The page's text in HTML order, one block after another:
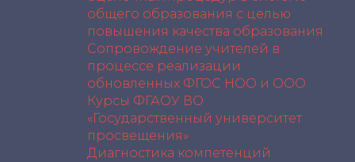
общего образования с целью
повышения качества образования
Сопровождение учителей в
процессе реализации
обновленных ФГОС НОО и ООО
Курсы ФГАОУ ВО
«Государственный университет
просвещения»
Диагностика компетенций